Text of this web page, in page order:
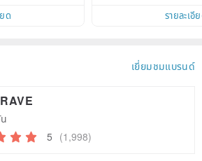
ด
within 7 days!
รายละเอี
เยี่ยมชมแบรนด์
5 (1,998)